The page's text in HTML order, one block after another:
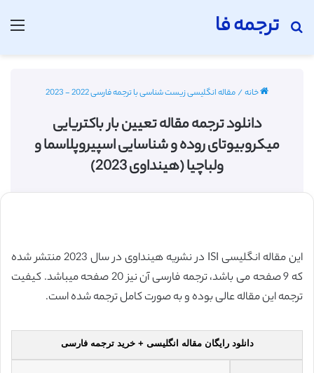
ترجمه فا
جستجو برای
خانه/مقاله انگلیسی زیست شناسی با ترجمه فارسی 2022 - 2023
دانلود ترجمه مقاله تعیین بار باکتریایی
میکروبیوتای روده و شناسایی اسپیروپلاسما و
ولباچیا (هینداوی 2023)
این مقاله انگلیسی ISI در نشریه هینداوی در سال 2023 منتشر شده
که 9 صفحه می باشد، ترجمه فارسی آن نیز 20 صفحه میباشد. کیفیت
ترجمه این مقاله عالی بوده و به صورت کامل ترجمه شده است.
دانلود رایگان مقاله انگلیسی + خرید ترجمه فارسی